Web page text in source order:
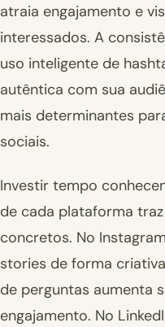
atraia engajamento e
interessados. A
uso inteligente de
autêntica com sua
mais determinantes
sociais.
Investir tempo
de cada plataforma
concretos. No
stories de forma
de perguntas aumenta
engajamento. No